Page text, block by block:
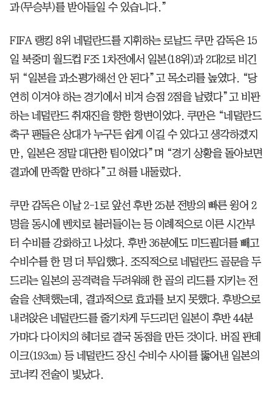
과(무승부)를 받아들일 수 있습니다.”
FIFA 랭킹 8위 네덜란드를 지휘하는 로날드 쿠만 감독은 15
일 북중미 월드컵 F조 1차전에서 일본(18위)과 2대2로 비긴
뒤 “일본을 과소평가해선 안 된다”고 목소리를 높였다. “당
연히 이겨야 하는 경기에서 비겨 승점 2점을 날렸다”고 비판
하는 네덜란드 취재진을 향한 항변이었다. 쿠만은 “네덜란드
축구 팬들은 상대가 누구든 쉽게 이길 수 있다고 생각하겠지
만, 일본은 정말 대단한 팀이었다”며 “경기 상황을 돌아보면
결과에 만족할 만하다”고 혀를 내둘렀다.
쿠만 감독은 이날 2-1로 앞선 후반 25분 전방의 빠른 윙어 2
명을 동시에 벤치로 불러들이는 등 이례적으로 이른 시간부
터 수비를 강화하고 나섰다. 후반 36분에도 미드필더를 빼고
수비수를 한 명 더 투입했다. 조직적으로 네덜란드 골문을 두
드리는 일본의 공격력을 두려워해 한 골의 리드를 지키는 전
술을 선택했는데, 결과적으로 효과를 보지 못했다. 후방으로
내려앉은 네덜란드를 줄기차게 두드리던 일본이 후반 44분
가마다 다이치의 헤더로 결국 동점을 만든 것이다. 버질 판데
이크(193㎝) 등 네덜란드 장신 수비수 사이를 뚫어낸 일본의
코너킥 전술이 빛났다.